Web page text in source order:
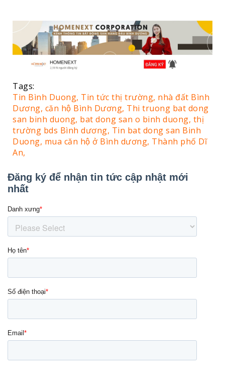
Tags:
Tin Bình Duong, Tin tức thị trường, nhà đất Bình
Dương, căn hộ Bình Dương, Thi truong bat dong
san binh duong, bat dong san o binh duong, thị
trường bds Bình dương, Tin bat dong san Binh
Duong, mua căn hộ ở Bình dương, Thành phố Dĩ
An,